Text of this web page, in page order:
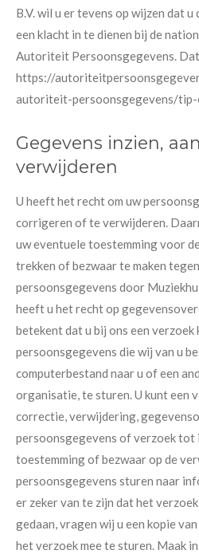
B.V. wil u er tevens op wijzen dat
een klacht in te dienen bij de
Autoriteit Persoonsgegevens.
https://
autoriteit-persoonsgegevens/tip-
Gegevens inzien,
verwijderen
U heeft het recht om uw
corrigeren of te verwijderen.
uw eventuele toestemming voor
trekken of bezwaar te maken
persoonsgegevens door
heeft u het recht op
betekent dat u bij ons een verzoek
persoonsgegevens die wij van u
computerbestand naar u of een
organisatie, te sturen. U kunt een
correctie, verwijdering,
persoonsgegevens of verzoek tot
toestemming of bezwaar op de
persoonsgegevens sturen naar
er zeker van te zijn dat het
gedaan, vragen wij u een kopie
het verzoek mee te sturen. Maak